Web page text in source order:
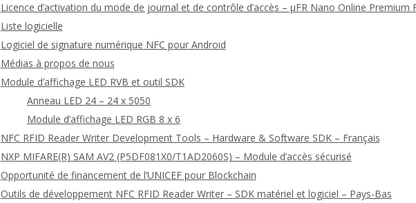
Licence d’activation du mode de journal et de contrôle d’accès – μFR Nano Online Premium
Liste logicielle
Logiciel de signature numérique NFC pour Android
Médias à propos de nous
Module d’affichage LED RVB et outil SDK
Anneau LED 24 – 24 x 5050
Module d’affichage LED RGB 8 x 6
NFC RFID Reader Writer Development Tools – Hardware & Software SDK – Français
NXP MIFARE(R) SAM AV2 (P5DF081X0/T1AD2060S) – Module d’accès sécurisé
Opportunité de financement de l’UNICEF pour Blockchain
Outils de développement NFC RFID Reader Writer – SDK matériel et logiciel – Pays-Bas